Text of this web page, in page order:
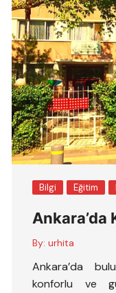
Bilgi Eğitim
Ankara’da
By: urhita
Ankara’da
konforlu ve